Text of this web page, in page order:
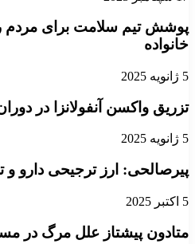
پوشش تیم سلامت برای مردم
خانواده
5 ژانویه 2025
تزریق واکسن آنفولانزا در
5 ژانویه 2025
پیرصالحی: ارز ترجیحی دارو
5 اکتبر 2025
متادون پیشتاز علل مرگ در